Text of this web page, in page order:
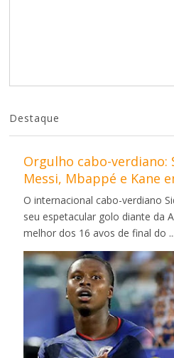
Destaque
Orgulho cabo-verdiano:
Messi, Mbappé e Kane
O internacional cabo-verdiano
seu espetacular golo diante da
melhor dos 16 avos de final do ...